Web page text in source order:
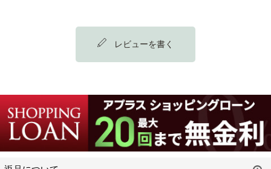
レビューを書く